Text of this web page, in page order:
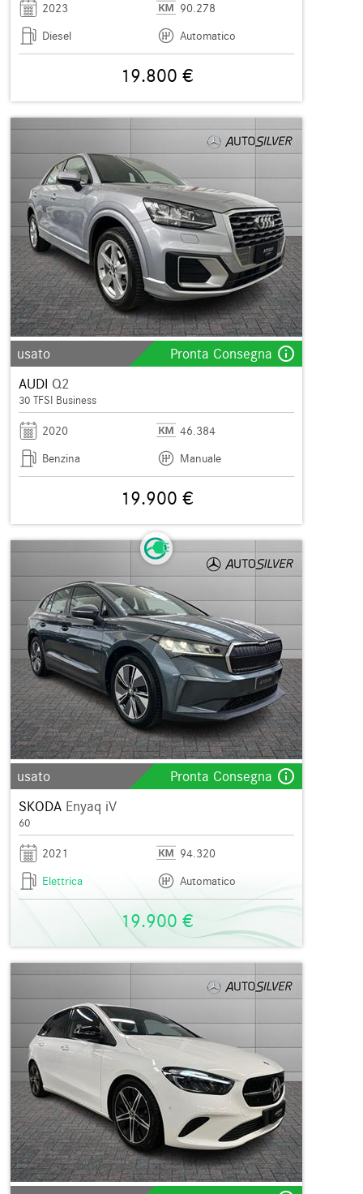
2023
90.278
Diesel
Automatico
19.800 €
usato Pronta Consegna info_outline
AUDI Q2
30 TFSI Business
2020
46.384
Benzina
Manuale
19.900 €
usato Pronta Consegna info_outline
SKODA Enyaq iV
60
2021
94.320
Elettrica
Automatico
19.900 €